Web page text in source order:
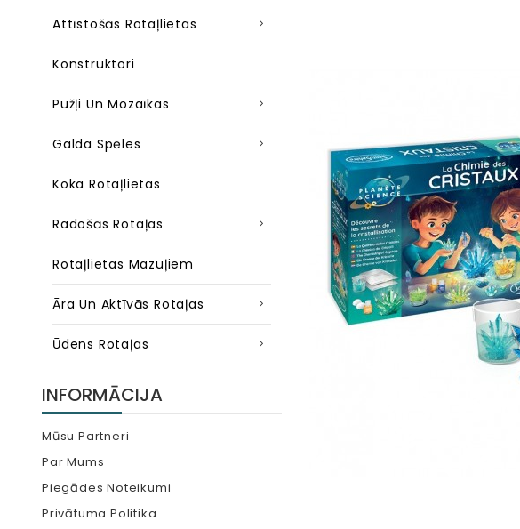
Attīstošās Rotaļlietas
Konstruktori
Pužļi Un Mozaīkas
Galda Spēles
Koka Rotaļlietas
Radošās Rotaļas
Rotaļlietas Mazuļiem
Āra Un Aktīvās Rotaļas
Ūdens Rotaļas
INFORMĀCIJA
Mūsu Partneri
Par Mums
Piegādes Noteikumi
Privātuma Politika